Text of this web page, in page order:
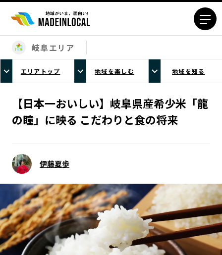
エリアから探す
北海道エリア
青森エリア
岩手エリア
宮城エリア
秋田エリア
山形エリア
福島エリア
茨城エリア
栃木エリア
群馬エリア
埼玉エリア
東京23区エリア
神奈川エリア
新潟エリア
富山エリア
石川エリア
福井エリア
山梨エリア
長野エリア
岐阜エリア
静岡エリア
愛知エリア
岐阜エリア
エリアトップ 地域を楽しむ 地域を知る
【日本一おいしい】岐阜県産希少米「龍
の瞳」に映る こだわりと食の将来
伊藤夏歩